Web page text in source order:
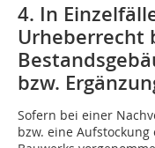
4. In
Urheberrecht
bzw.
Sofern bei einer
bzw. eine